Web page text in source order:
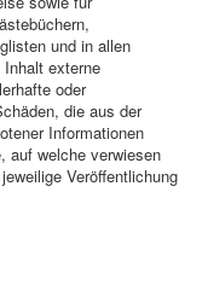
und in allen
externe
oder
die aus der
Informationen
auf welche verwiesen
Veröffentlichung